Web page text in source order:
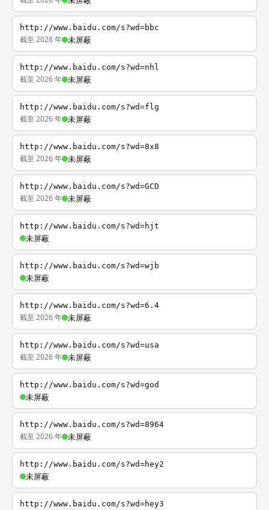
http://www.baidu.com/s?wd=bbc
截至 2026 年 未屏蔽
http://www.baidu.com/s?wd=nhl
截至 2026 年 未屏蔽
http://www.baidu.com/s?wd=flg
截至 2026 年 未屏蔽
http://www.baidu.com/s?wd=8x8
截至 2026 年 未屏蔽
http://www.baidu.com/s?wd=GCD
截至 2026 年 未屏蔽
http://www.baidu.com/s?wd=hjt
未屏蔽
http://www.baidu.com/s?wd=wjb
未屏蔽
http://www.baidu.com/s?wd=6.4
截至 2026 年 未屏蔽
http://www.baidu.com/s?wd=usa
截至 2026 年 未屏蔽
http://www.baidu.com/s?wd=god
未屏蔽
http://www.baidu.com/s?wd=8964
截至 2026 年 未屏蔽
http://www.baidu.com/s?wd=hey2
未屏蔽
http://www.baidu.com/s?wd=hey3